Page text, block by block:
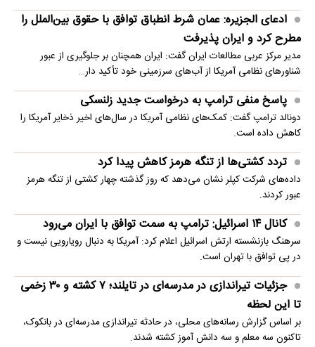
ادعای الجزیره: عمان شرط انطباق توافق با حقوق بین‌الملل را
مطرح کرد و ایران پذیرفت
مدیر مرکز عربی مطالعات ایران گفت: ایران همچنان بر جلوگیری از عبور
شناورهای نظامی آمریکا از آب‌های سرزمینی خود تأکید دار…
پاسخ منفی ترامپ به درخواست جدید زلنسکی
دونالد ترامپ گفت: کمک‌های نظامی آمریکا در سال‌های اخیر ذخایر آمریکا را
کاهش داده است.
تردد کشتی‌ها از تنگه هرمز کاهش پیدا کرد
داده‌های شرکت کپلر نشان می‌دهد که روز گذشته چهار کشتی از تنگه هرمز
عبور کردند.
کانال ۱۴ اسرائیل: ترامپ به سمت توافق با ایران می‌رود
سرهنگ بازنشسته ارتش اسرائیل اعلام کرد: آمریکا به دنبال رویارویی نیست و
در پی توافق با تهران است.
جزئیات تیراندازی در مدرسه‌ای در تایلند؛ ۷ کشته و ۳۰ زخمی
تا این لحظه
بر اساس گزارش رسانه‌های محلی، در حادثه تیراندازی مدرسه‌ای در بانکوک،
تاکنون سه معلم و سه دانش آموز کشته شدند.